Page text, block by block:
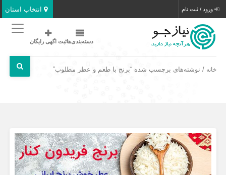
انتخاب استان ورود / ثبت نام
دسته‌بندی‌هاثبت اگهی رایگان
خانه / نوشته‌های برچسب شده “برنج با طعم و عطر مطلوب”